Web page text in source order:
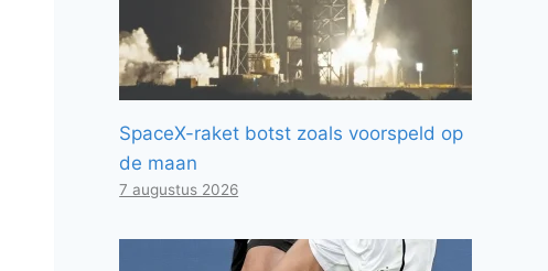
SpaceX-raket botst zoals voorspeld op
de maan
7 augustus 2026